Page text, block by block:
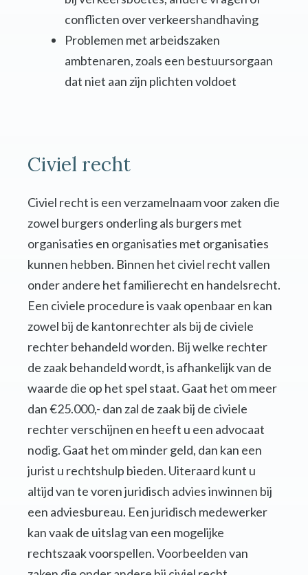
conflicten over verkeershandhaving
Problemen met arbeidszaken
ambtenaren, zoals een bestuursorgaan
dat niet aan zijn plichten voldoet
Civiel recht
Civiel recht is een verzamelnaam voor zaken die
zowel burgers onderling als burgers met
organisaties en organisaties met organisaties
kunnen hebben. Binnen het civiel recht vallen
onder andere het familierecht en handelsrecht.
Een civiele procedure is vaak openbaar en kan
zowel bij de kantonrechter als bij de civiele
rechter behandeld worden. Bij welke rechter
de zaak behandeld wordt, is afhankelijk van de
waarde die op het spel staat. Gaat het om meer
dan €25.000,- dan zal de zaak bij de civiele
rechter verschijnen en heeft u een advocaat
nodig. Gaat het om minder geld, dan kan een
jurist u rechtshulp bieden. Uiteraard kunt u
altijd van te voren juridisch advies inwinnen bij
een adviesbureau. Een juridisch medewerker
kan vaak de uitslag van een mogelijke
rechtszaak voorspellen. Voorbeelden van